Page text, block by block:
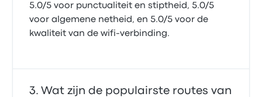
5.0/5 voor punctualiteit en stiptheid, 5.0/5
voor algemene netheid, en 5.0/5 voor de
kwaliteit van de wifi-verbinding.
Wat zijn de populairste routes van